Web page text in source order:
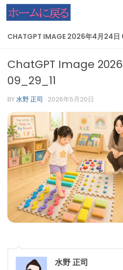
コンテンツへスキップ
CHATGPT IMAGE 2026年4月24日
ChatGPT Image 2026
09_29_11
BY水野 正司 · 2026年5月20日
水野 正司